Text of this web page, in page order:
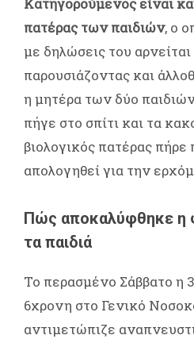
πατέρας των παιδιών, ο
με δηλώσεις του αρνείται
παρουσιάζοντας και
η μητέρα των δύο
πήγε στο σπίτι και τα
βιολογικός πατέρας πήρε
απολογηθεί για την
Πώς αποκαλύφθηκε η
τα παιδιά
Το περασμένο Σάββατο η
6χρονη στο Γενικό
αντιμετώπιζε